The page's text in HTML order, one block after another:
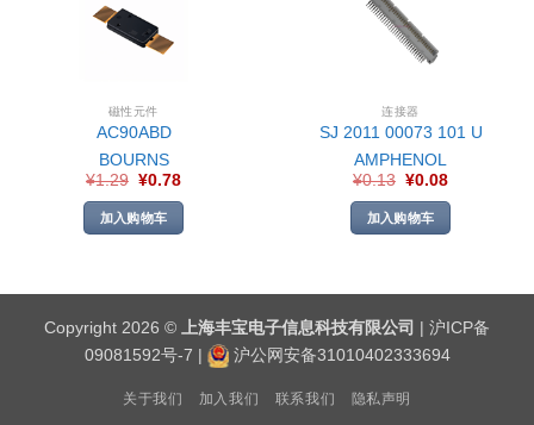
磁性元件
AC90ABD
BOURNS
¥1.29 ¥0.78
加入购物车
连接器
SJ 2011 00073 101 U
AMPHENOL
¥0.13 ¥0.08
加入购物车
Copyright 2026 © 上海丰宝电子信息科技有限公司 | 沪ICP备
09081592号-7 | 沪公网安备31010402333694
关于我们 加入我们 联系我们 隐私声明